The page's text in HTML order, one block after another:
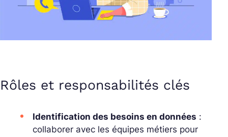
Rôles et responsabilités clés
Identification des besoins en données :
collaborer avec les équipes métiers pour